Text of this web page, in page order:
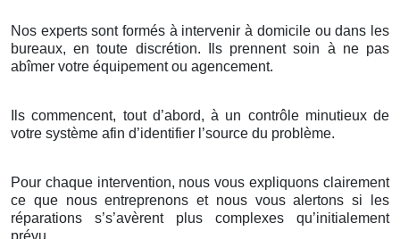
Nos experts sont formés à intervenir à domicile ou dans les
bureaux, en toute discrétion. Ils prennent soin à ne pas
abîmer votre équipement ou agencement.
Ils commencent, tout d’abord, à un contrôle minutieux de
votre système afin d’identifier l’source du problème.
Pour chaque intervention, nous vous expliquons clairement
ce que nous entreprenons et nous vous alertons si les
réparations s’s’avèrent plus complexes qu’initialement